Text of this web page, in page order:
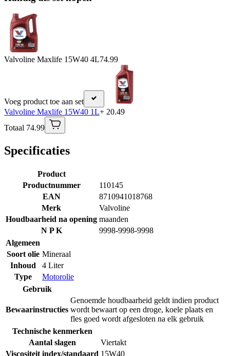
Valvoline Maxlife 15W40 4L74.99
Voeg product toe aan set
Valvoline Maxlife 15W40 1L+ 20.49
Totaal 74.99
Specificaties
Product
Productnummer
110145
EAN
8710941018768
Merk
Valvoline
Houdbaarheid na opening maanden
N P K
9998-9998-9998
Algemeen
Soort olie Mineraal
Inhoud
4 Liter
Type
Motorolie
Gebruik
Bewaarinstructies
Genoemde houdbaarheid geldt indien product
wordt bewaart op een droge, koele plaats en
fles goed wordt afgesloten na elk gebruik
Technische kenmerken
Aantal slagen
Viertakt
Viscositeit index/standaard 15W40